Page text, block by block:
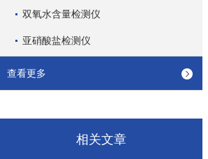
双氧水含量检测仪
亚硝酸盐检测仪
查看更多
相关文章